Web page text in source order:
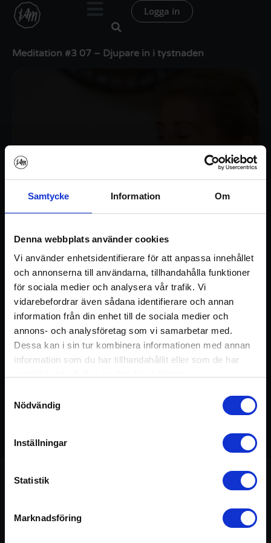
Samtycke Information Om
Denna webbplats använder cookies
Vi använder enhetsidentifierare för att anpassa innehållet
och annonserna till användarna, tillhandahålla funktioner
för sociala medier och analysera vår trafik. Vi
vidarebefordrar även sådana identifierare och annan
information från din enhet till de sociala medier och
annons- och analysföretag som vi samarbetar med.
Dessa kan i sin tur kombinera informationen med annan
information som du har tillhandahållit eller som de har
Nödvändig
Inställningar
Statistik
Marknadsföring
Hoppa
Logga in
Meditation #3 07 – Djupare in i tystnaden
Logga in / Registrera konto
75 min Meditation 3